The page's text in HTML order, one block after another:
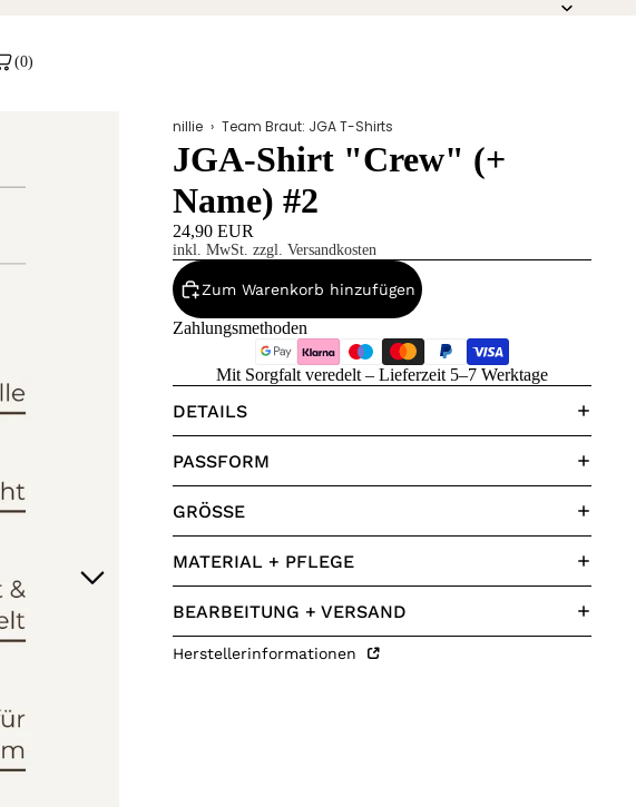
(0)
nillie › Team Braut: JGA T-Shirts
JGA-Shirt "Crew" (+
Name) #2
24,90 EUR
inkl. MwSt. zzgl. Versandkosten
Zum Warenkorb hinzufügen
Zahlungsmethoden
Mit Sorgfalt veredelt – Lieferzeit 5–7 Werktage
DETAILS
PASSFORM
GRÖSSE
MATERIAL + PFLEGE
BEARBEITUNG + VERSAND
Herstellerinformationen